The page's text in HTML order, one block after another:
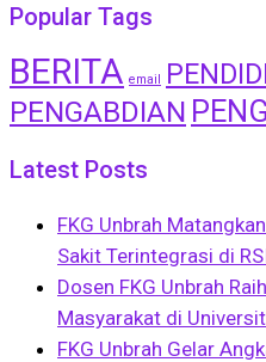
Popular Tags
BERITA email
PENGABDIAN
Latest Posts
FKG Unbrah
Sakit Terintegrasi di
Dosen FKG Unbrah
Masyarakat di
FKG Unbrah Gelar